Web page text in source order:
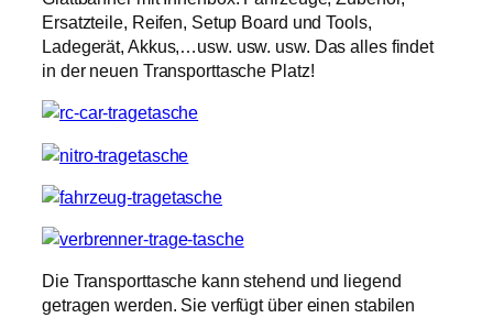
Ersatzteile, Reifen, Setup Board und Tools,
Ladegerät, Akkus,…usw. usw. usw. Das alles findet
in der neuen Transporttasche Platz!
Die Transporttasche kann stehend und liegend
getragen werden. Sie verfügt über einen stabilen